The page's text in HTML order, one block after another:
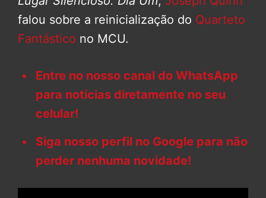
falou sobre a reinicialização do Quarteto
Fantástico no MCU.
Entre no nosso canal do WhatsApp
para notícias diretamente no seu
celular!
Siga nosso perfil no Google para não
perder nenhuma novidade!